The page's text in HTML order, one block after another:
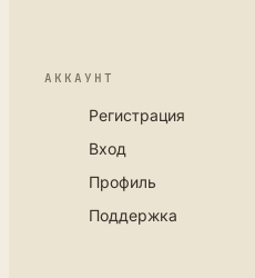
АККАУНТ
Регистрация
Вход
Профиль
Поддержка